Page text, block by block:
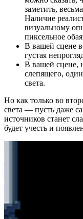
заметить,
Наличие
визуальному
пиксельное
В вашей сцене
густая
В вашей сцене,
слепящего,
света.
Но как только во
света — пусть даже
источников станет
будет учесть и